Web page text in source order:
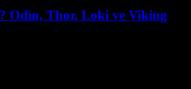
Odin, Thor, Loki ve Viking